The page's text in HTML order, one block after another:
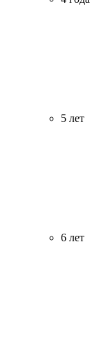
5 лет
6 лет